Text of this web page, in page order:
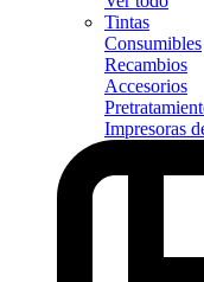
Tintas
Consumibles
Recambios
Accesorios
Impresoras